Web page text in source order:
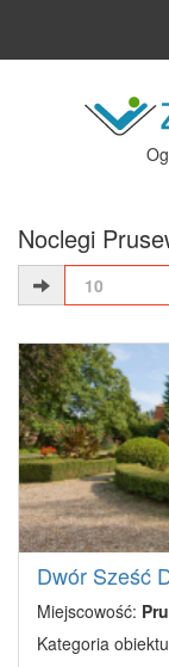
Noclegi
10
Dwór Sześć
Miejscowość:
Kategoria